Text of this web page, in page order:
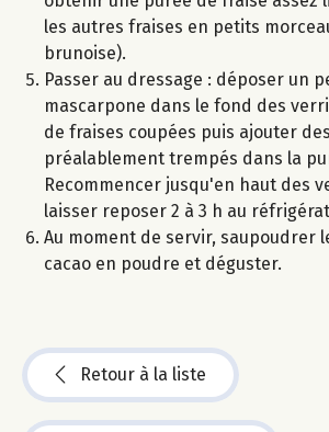
les autres fraises en petits
brunoise).
Passer au dressage : déposer un
mascarpone dans le fond des
de fraises coupées puis ajouter
préalablement trempés dans la
Recommencer jusqu'en haut des
laisser reposer 2 à 3 h au
Au moment de servir, saupoudrer
cacao en poudre et déguster.
Retour à la liste